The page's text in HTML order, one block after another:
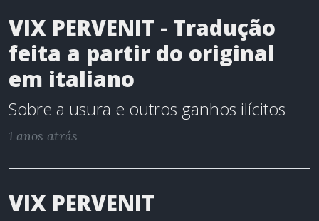
VIX PERVENIT - Tradução
feita a partir do original
em italiano
Sobre a usura e outros ganhos ilícitos
1 anos atrás
VIX PERVENIT